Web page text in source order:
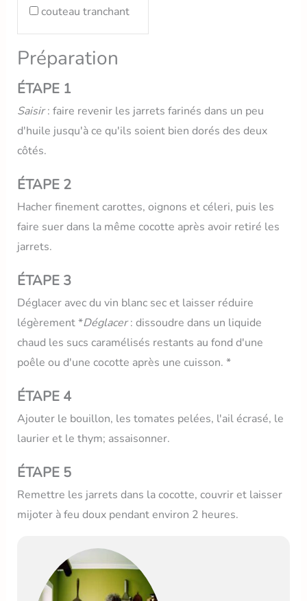
couteau tranchant
Préparation
ÉTAPE 1
Saisir: faire revenir les jarrets farinés dans un peu
d'huile jusqu'à ce qu'ils soient bien dorés des deux
côtés.
ÉTAPE 2
Hacher finement carottes, oignons et céleri, puis les
faire suer dans la même cocotte après avoir retiré les
jarrets.
ÉTAPE 3
Déglacer avec du vin blanc sec et laisser réduire
légèrement *Déglacer: dissoudre dans un liquide
chaud les sucs caramélisés restants au fond d'une
poêle ou d'une cocotte après une cuisson. *
ÉTAPE 4
Ajouter le bouillon, les tomates pelées, l'ail écrasé, le
laurier et le thym; assaisonner.
ÉTAPE 5
Remettre les jarrets dans la cocotte, couvrir et laisser
mijoter à feu doux pendant environ 2 heures.